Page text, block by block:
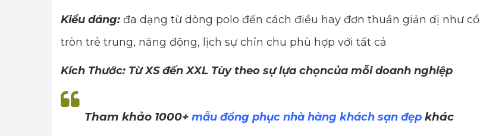
Kiểu dáng: đa dạng từ dòng polo đến cách điều hay đơn thuần giản dị như cổ
tròn trẻ trung, năng động, lịch sự chỉn chu phù hợp với tất cả
Kích Thước: Từ XS đến XXL Tùy theo sự lựa chọncủa mỗi doanh nghiệp
Tham khảo 1000+ mẫu đồng phục nhà hàng khách sạn đẹp khác